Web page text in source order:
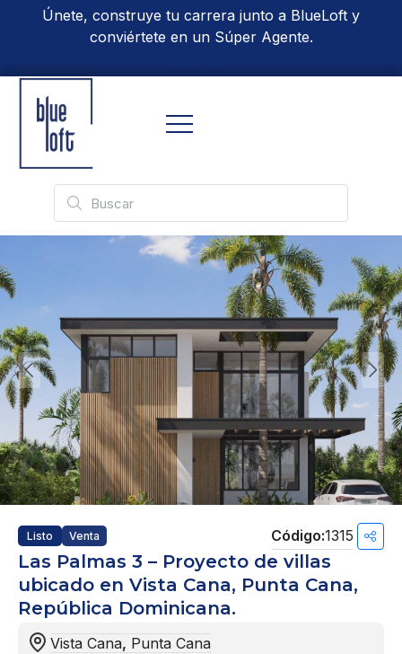
Únete, construye tu carrera junto a BlueLoft y
conviértete en un Súper Agente.
Listo Venta 1315
Las Palmas 3 – Proyecto de villas
ubicado en Vista Cana, Punta Cana,
República Dominicana.
Vista Cana, Punta Cana